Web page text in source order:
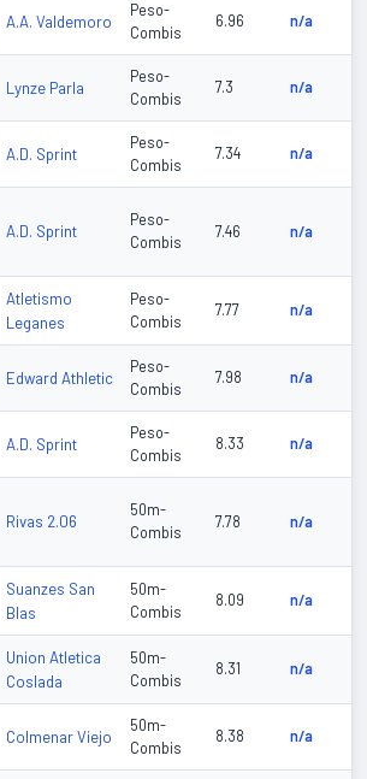
A.A. Valdemoro
Peso-
Combis
6.96 n/a
Lynze Parla
Peso-
Combis
7.3 n/a
A.D. Sprint
Peso-
Combis
7.34 n/a
A.D. Sprint
Peso-
Combis
7.46 n/a
Atletismo
Leganes
Peso-
Combis
7.77 n/a
Edward Athletic
Peso-
Combis
7.98 n/a
A.D. Sprint
Peso-
Combis
8.33 n/a
Rivas 2.06
50m-
Combis
7.78 n/a
Suanzes San
Blas
50m-
Combis
8.09 n/a
Union Atletica
Coslada
50m-
Combis
8.31 n/a
Colmenar Viejo
50m-
Combis
8.38 n/a